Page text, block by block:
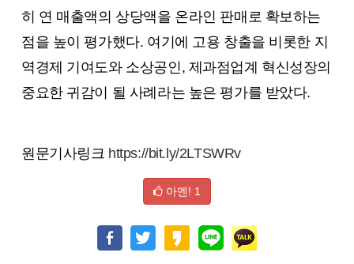
히 연 매출액의 상당액을 온라인 판매로 확보하는
점을 높이 평가했다. 여기에 고용 창출을 비롯한 지
역경제 기여도와 소상공인, 제과점업계 혁신성장의
중요한 귀감이 될 사례라는 높은 평가를 받았다.
원문기사링크 https://bit.ly/2LTSWRv
아멘! 1